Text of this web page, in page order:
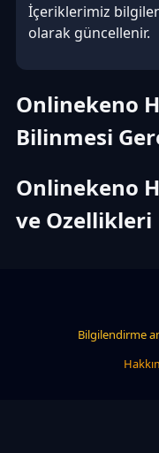
İçeriklerimiz
olarak güncellenir.
Onlinekeno
Bilinmesi
Onlinekeno
ve Ozellikleri
Bilgilendirme